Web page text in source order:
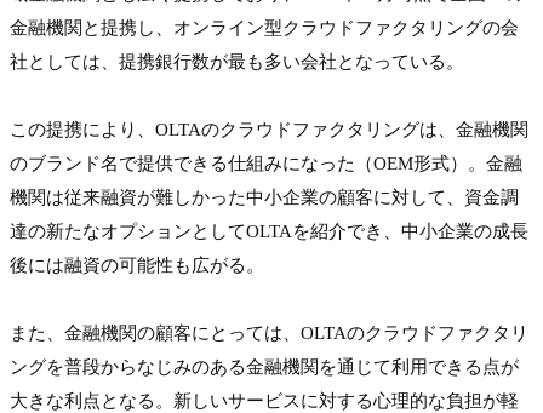
金融機関と提携し、オンライン型クラウドファクタリングの会
社としては、提携銀行数が最も多い会社となっている。
この提携により、OLTAのクラウドファクタリングは、金融機関
のブランド名で提供できる仕組みになった（OEM形式）。金融
機関は従来融資が難しかった中小企業の顧客に対して、資金調
達の新たなオプションとしてOLTAを紹介でき、中小企業の成長
後には融資の可能性も広がる。
また、金融機関の顧客にとっては、OLTAのクラウドファクタリ
ングを普段からなじみのある金融機関を通じて利用できる点が
大きな利点となる。新しいサービスに対する心理的な負担が軽